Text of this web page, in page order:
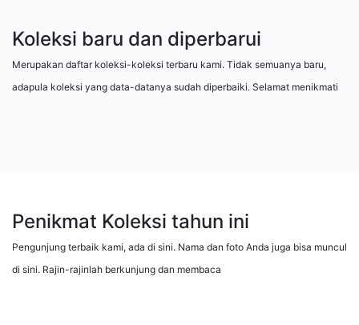
Koleksi baru dan diperbarui
Merupakan daftar koleksi-koleksi terbaru kami. Tidak semuanya baru,
adapula koleksi yang data-datanya sudah diperbaiki. Selamat menikmati
Penikmat Koleksi tahun ini
Pengunjung terbaik kami, ada di sini. Nama dan foto Anda juga bisa muncul
di sini. Rajin-rajinlah berkunjung dan membaca